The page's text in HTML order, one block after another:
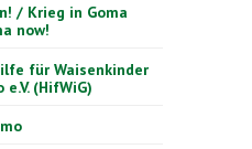
/ Krieg in Goma
now!
für Waisenkinder
e.V. (HifWiG)